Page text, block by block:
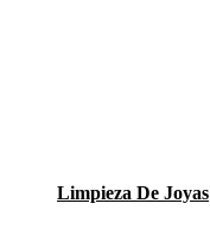
Limpieza De Joyas